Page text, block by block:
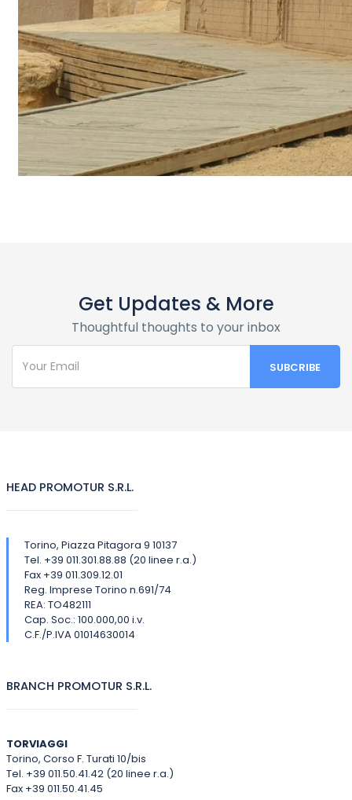
Get Updates & More
Thoughtful thoughts to your inbox
HEAD PROMOTUR S.R.L.
Torino, Piazza Pitagora 9 10137
Tel. +39 011.301.88.88 (20 linee r.a.)
Fax +39 011.309.12.01
Reg. Imprese Torino n.691/74
REA: TO482111
Cap. Soc.: 100.000,00 i.v.
C.F./P.IVA 01014630014
BRANCH PROMOTUR S.R.L.
TORVIAGGI
Torino, Corso F. Turati 10/bis
Tel. +39 011.50.41.42 (20 linee r.a.)
Fax +39 011.50.41.45